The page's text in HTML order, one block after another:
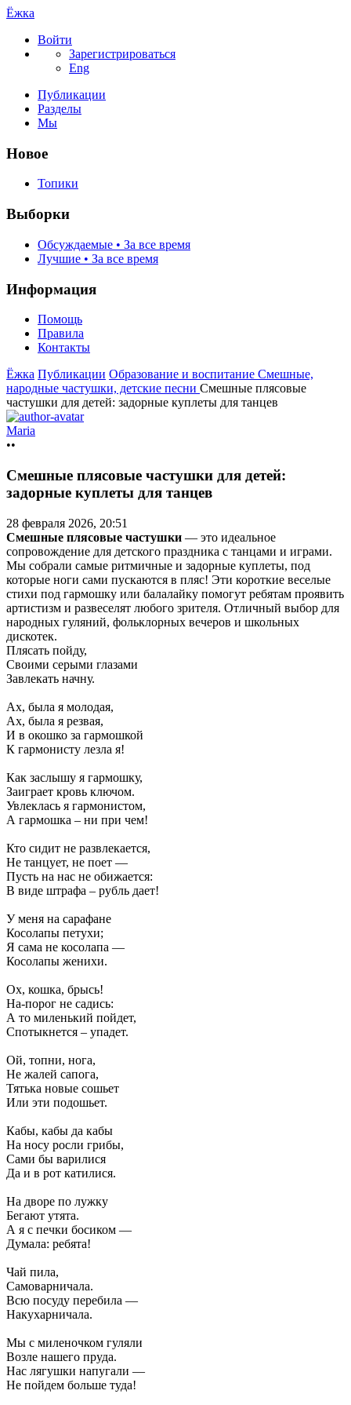
Ёжка
Войти
Зарегистрироваться
Eng
Публикации
Разделы
Мы
Новое
Топики
Выборки
Обсуждаемые • За все время
Лучшие • За все время
Информация
Помощь
Правила
Контакты
Ёжка Публикации Образование и воспитание Смешные,
народные частушки, детские песни Смешные плясовые
частушки для детей: задорные куплеты для танцев
Maria
••
Смешные плясовые частушки для детей:
задорные куплеты для танцев
28 февраля 2026, 20:51
Смешные плясовые частушки — это идеальное
сопровождение для детского праздника с танцами и играми.
Мы собрали самые ритмичные и задорные куплеты, под
которые ноги сами пускаются в пляс! Эти короткие веселые
стихи под гармошку или балалайку помогут ребятам проявить
артистизм и развеселят любого зрителя. Отличный выбор для
народных гуляний, фольклорных вечеров и школьных
дискотек.
Плясать пойду,
Своими серыми глазами
Завлекать начну.
Ах, была я молодая,
Ах, была я резвая,
И в окошко за гармошкой
К гармонисту лезла я!
Как заслышу я гармошку,
Заиграет кровь ключом.
Увлеклась я гармонистом,
А гармошка – ни при чем!
Кто сидит не развлекается,
Не танцует, не поет —
Пусть на нас не обижается:
В виде штрафа – рубль дает!
У меня на сарафане
Косолапы петухи;
Я сама не косолапа —
Косолапы женихи.
Ох, кошка, брысь!
На-порог не садись:
А то миленький пойдет,
Спотыкнется – упадет.
Ой, топни, нога,
Не жалей сапога,
Тятька новые сошьет
Или эти подошьет.
Кабы, кабы да кабы
На носу росли грибы,
Сами бы варилися
Да и в рот катилися.
На дворе по лужку
Бегают утята.
А я с печки босиком —
Думала: ребята!
Чай пила,
Самоварничала.
Всю посуду перебила —
Накухарничала.
Мы с миленочком гуляли
Возле нашего пруда.
Нас лягушки напугали —
Не пойдем больше туда!